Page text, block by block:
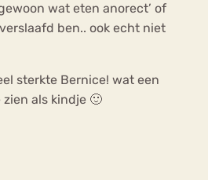
wat eten anorect’ of
ben.. ook echt niet
sterkte Bernice! wat een
als kindje 🙂